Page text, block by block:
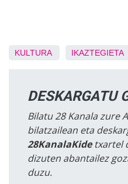
KULTURA IKAZTEGIETA
DESKARGATU
Bilatu 28 Kanala zure
bilatzailean eta
28KanalaKidetxartel
dizuten abantailez
duzu.